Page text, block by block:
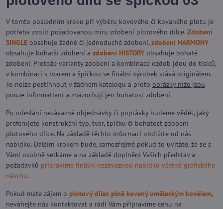
V tomto posledním kroku při výběru kovového či kovaného plotu je
potřeba zvolit požadovanou míru zdobení plotového dílce. Zdobení
SINGLE obsahuje žádné či jednoduché zdobení,zdobení HARMONY
obsahuje bohatší zdobení a zdobení HISTORY obsahuje bohaté
zdobení. Protože varianty zdobení a kombinace ozdob jdou do tisíců,
v kombinaci s tvarem a špičkou se finální výrobek stává originálem.
To nelze postihnout v žádném katalogu a proto obrázky níže jsou
pouze informativní a znázorňují jen bohatost zdobení.
Po odeslání nezávazné objednávky či poptávky budeme vědět, jaký
preferujete konstrukční typ, tvar, špičku či bohatost zdobení
plotového dílce. Na základě těchto informací obdržíte od nás
nabídku. Dalším krokem bude, samozřejmě pokud to uvítáte, že se s
Vámi osobně setkáme a na základě doplnění Vašich představ a
požadavků připravíme finální nezávaznou nabídku včetně grafického
návrhu.
Pokud máte zájem o plotový dílec plně kovaný uměleckým kovářem,
neváhejte nás kontaktovat a rádi Vám připravíme cenu na